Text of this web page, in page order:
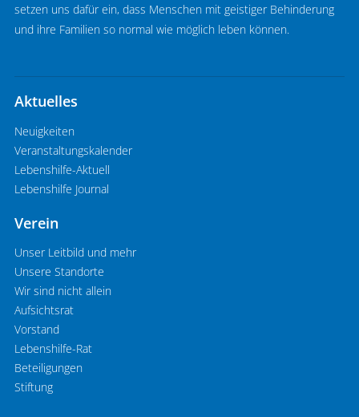
setzen uns dafür ein, dass Menschen mit geistiger Behinderung
und ihre Familien so normal wie möglich leben können.
Aktuelles
Neuigkeiten
Veranstaltungskalender
Lebenshilfe-Aktuell
Lebenshilfe Journal
Verein
Unser Leitbild und mehr
Unsere Standorte
Wir sind nicht allein
Aufsichtsrat
Vorstand
Lebenshilfe-Rat
Beteiligungen
Stiftung